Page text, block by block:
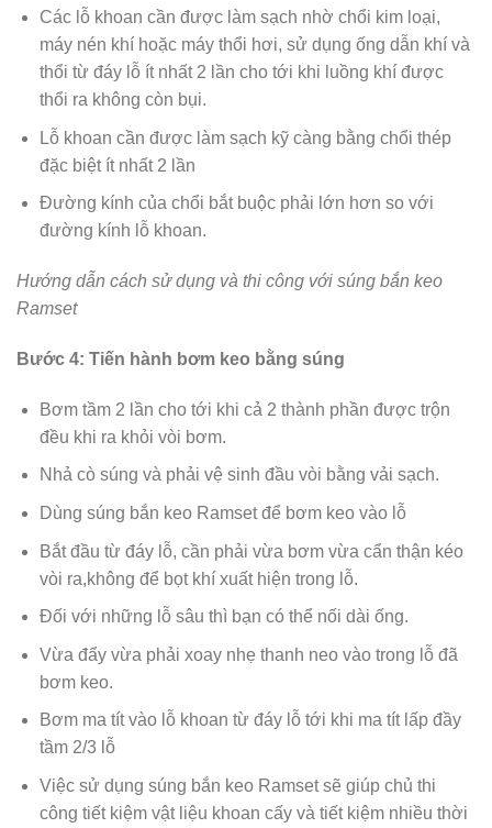
Các lỗ khoan cần được làm sạch nhờ chổi kim loại,
máy nén khí hoặc máy thổi hơi, sử dụng ống dẫn khí và
thổi từ đáy lỗ ít nhất 2 lần cho tới khi luồng khí được
thổi ra không còn bụi.
Lỗ khoan cần được làm sạch kỹ càng bằng chổi thép
đặc biệt ít nhất 2 lần
Đường kính của chổi bắt buộc phải lớn hơn so với
đường kính lỗ khoan.
Hướng dẫn cách sử dụng và thi công với súng bắn keo
Ramset
Bước 4: Tiến hành bơm keo bằng súng
Bơm tầm 2 lần cho tới khi cả 2 thành phần được trộn
đều khi ra khỏi vòi bơm.
Nhả cò súng và phải vệ sinh đầu vòi bằng vải sạch.
Dùng súng bắn keo Ramset để bơm keo vào lỗ
Bắt đầu từ đáy lỗ, cần phải vừa bơm vừa cẩn thận kéo
vòi ra,không để bọt khí xuất hiện trong lỗ.
Đối với những lỗ sâu thì bạn có thể nối dài ống.
Vừa đẩy vừa phải xoay nhẹ thanh neo vào trong lỗ đã
bơm keo.
Bơm ma tít vào lỗ khoan từ đáy lỗ tới khi ma tít lấp đầy
tầm 2/3 lỗ
Việc sử dụng súng bắn keo Ramset sẽ giúp chủ thi
công tiết kiệm vật liệu khoan cấy và tiết kiệm nhiều thời